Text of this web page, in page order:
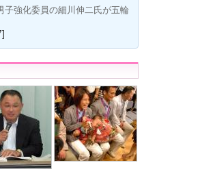
子強化委員の細川伸二氏が五輪